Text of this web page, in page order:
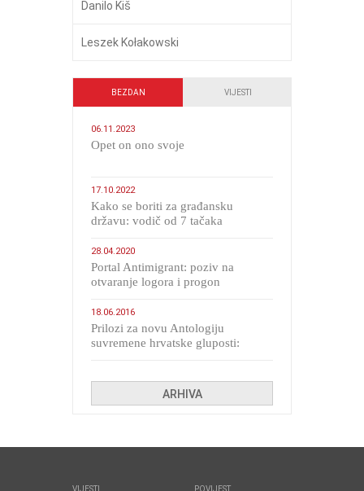
Danilo Kiš
Leszek Kołakowski
BEZDAN VIJESTI
06.11.2023
​Opet on ono svoje
17.10.2022
Kako se boriti za građansku
državu: vodič od 7 tačaka
28.04.2020
Portal Antimigrant: poziv na
otvaranje logora i progon
18.06.2016
Prilozi za novu Antologiju
suvremene hrvatske gluposti:
ARHIVA
VIJESTI POVIJEST